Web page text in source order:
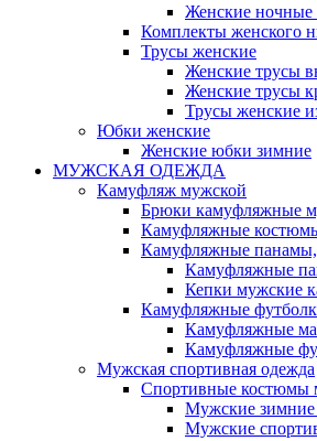
Женские ночные
Комплекты женского
Трусы женские
Женские трусы
Женские трусы
Трусы женские
Юбки женские
Женские юбки зимние
МУЖСКАЯ ОДЕЖДА
Камуфляж мужской
Брюки камуфляжные
Камуфляжные
Камуфляжные панамы,
Камуфляжные
Кепки мужские
Камуфляжные
Камуфляжные
Камуфляжные
Мужская спортивная одежда
Спортивные костюмы
Мужские
Мужские